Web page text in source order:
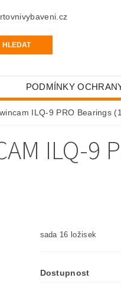
PODMÍNKY
ILQ-9 PRO Bearings
ILQ-9
sada 16 ložisek
Dostupnost